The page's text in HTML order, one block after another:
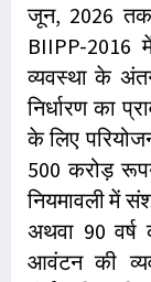
जून, 2026 तक
BIIPP-2016
व्यवस्था के
निर्धारण का
के लिए
500 करोड़
नियमावली में
अथवा 90 वर्ष
आवंटन की